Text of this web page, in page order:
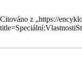
Citováno z „https://